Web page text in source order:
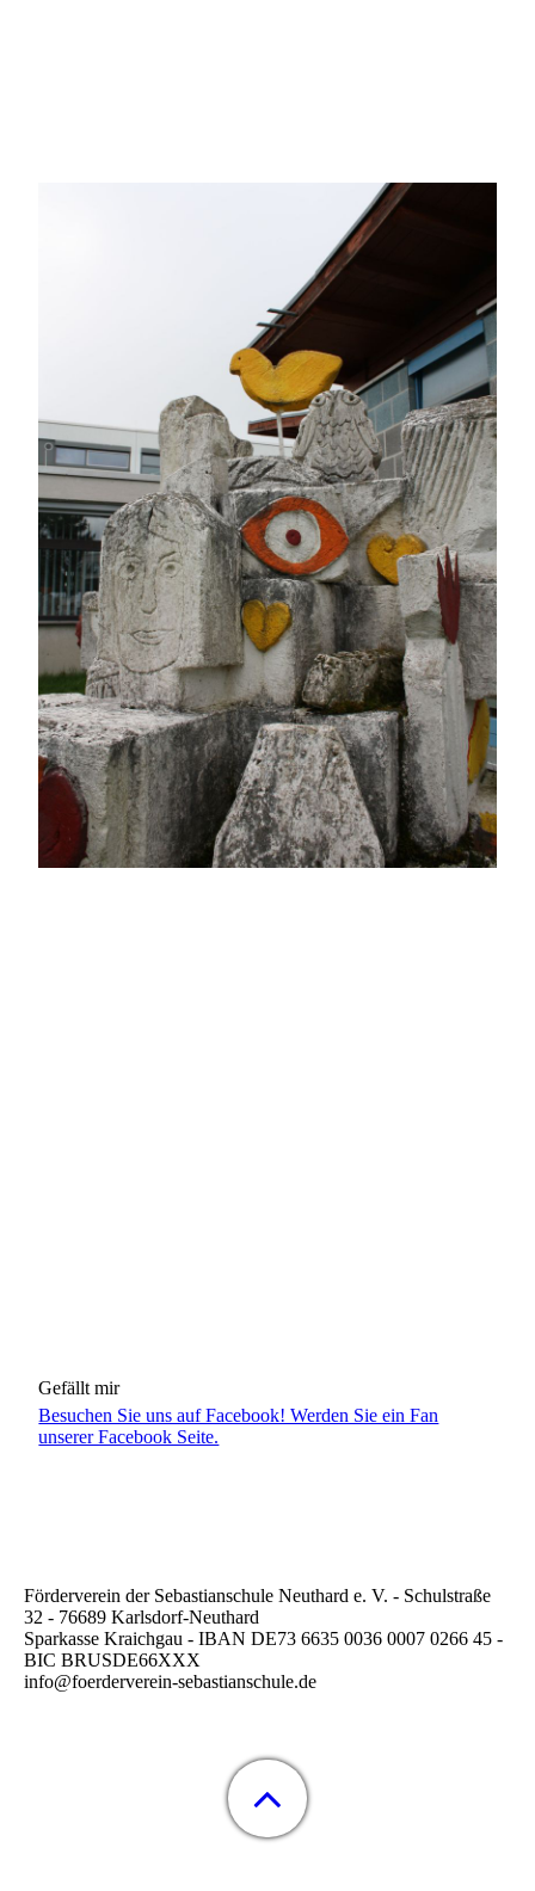
Gefällt mir
Besuchen Sie uns auf Facebook! Werden Sie ein Fan
unserer Facebook Seite.
Förderverein der Sebastianschule Neuthard e. V. - Schulstraße
32 - 76689 Karlsdorf-Neuthard
Sparkasse Kraichgau - IBAN DE73 6635 0036 0007 0266 45 -
BIC BRUSDE66XXX
info@foerderverein-sebastianschule.de